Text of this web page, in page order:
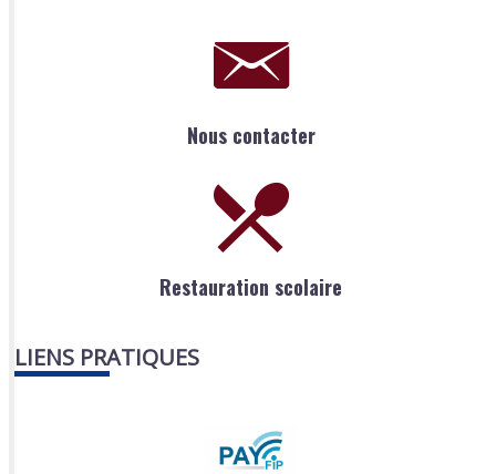
Nous contacter
Restauration scolaire
LIENS PRATIQUES